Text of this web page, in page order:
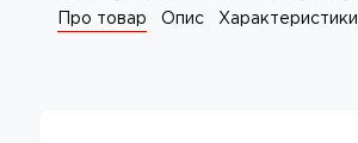
Про товар Опис Характеристики